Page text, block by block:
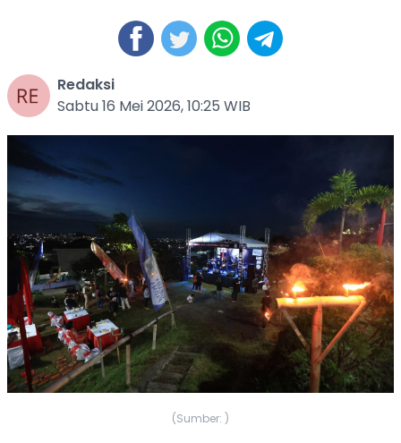
Redaksi
Sabtu 16 Mei 2026, 10:25 WIB
(Sumber: )